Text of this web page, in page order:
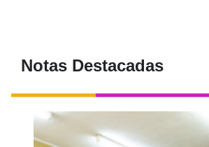
Notas Destacadas